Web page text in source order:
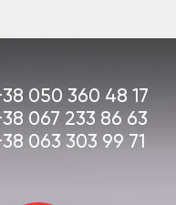
050 360 48 17
067 233 86 63
063 303 99 71